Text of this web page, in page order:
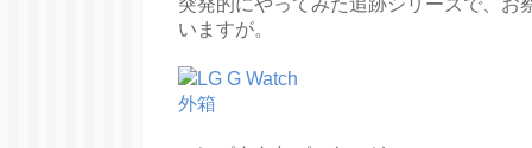
突発的にやってみた追跡シリーズで、お
いますが。